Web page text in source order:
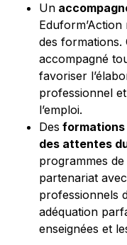
Un
des formations.
accompagné
favoriser
professionnel
l’emploi.
Des formations
des attentes
programmes
partenariat
professionnels
adéquation
enseignées et